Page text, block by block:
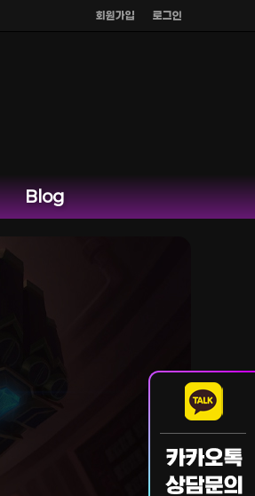
회원가입 로그인
Blog